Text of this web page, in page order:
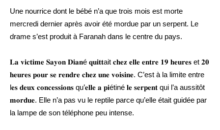
Une nourrice dont le bébé n’a que trois mois est morte
mercredi dernier après avoir été mordue par un serpent. Le
drame s’est produit à Faranah dans le centre du pays.
𝐋𝐚 𝐯𝐢𝐜𝐭𝐢𝐦𝐞 𝐒𝐚𝐲𝐨𝐧 𝐃𝐢𝐚𝐧é 𝐪𝐮𝐢𝐭𝐭ait 𝐜𝐡𝐞𝐳 𝐞𝐥𝐥𝐞 𝐞𝐧𝐭𝐫𝐞 𝟏𝟗 𝐡𝐞𝐮𝐫𝐞𝐬 et 𝟐𝟎
𝐡𝐞𝐮𝐫𝐞𝐬 𝐩𝐨𝐮𝐫 𝐬𝐞 𝐫𝐞𝐧𝐝𝐫𝐞 𝐜𝐡𝐞𝐳 𝐮𝐧𝐞 𝐯𝐨𝐢𝐬𝐢𝐧𝐞. C’est à la limite entre
l𝐞𝐬 𝐝𝐞𝐮𝐱 𝐜𝐨𝐧𝐜𝐞𝐬𝐬𝐢𝐨𝐧𝐬 qu’𝐞𝐥𝐥𝐞 𝐚 𝐩𝐢étiné 𝐥𝐞 𝐬𝐞𝐫𝐩𝐞𝐧𝐭 qui l’a aussitôt
𝐦𝐨𝐫𝐝𝐮𝐞. Elle n’a pas vu le reptile parce qu’elle était guidée par
la lampe de son téléphone peu intense.